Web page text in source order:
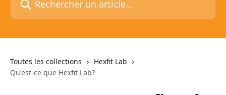
Toutes les collections
Hexfit Lab
Qu'est-ce que Hexfit Lab?